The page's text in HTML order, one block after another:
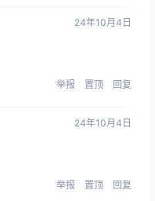
24年10月4日
举报 置顶 回复
24年10月4日
举报 置顶 回复